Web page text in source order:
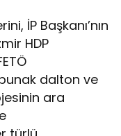
İP Başkanı’nın
HDP
dalton ve
ara